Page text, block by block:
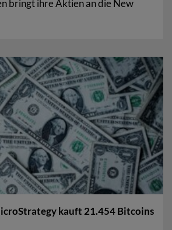
bringt ihre Aktien an die New
kauft 21.454 Bitcoins